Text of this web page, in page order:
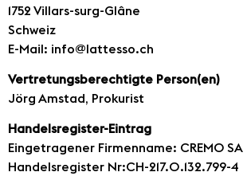
1752 Villars-surg-Glâne
Schweiz
E-Mail: info@lattesso.ch
Vertretungsberechtigte Person(en)
Jörg Amstad, Prokurist
Handelsregister-Eintrag
Eingetragener Firmenname: CREMO SA
Handelsregister Nr:CH-217.0.132.799-4